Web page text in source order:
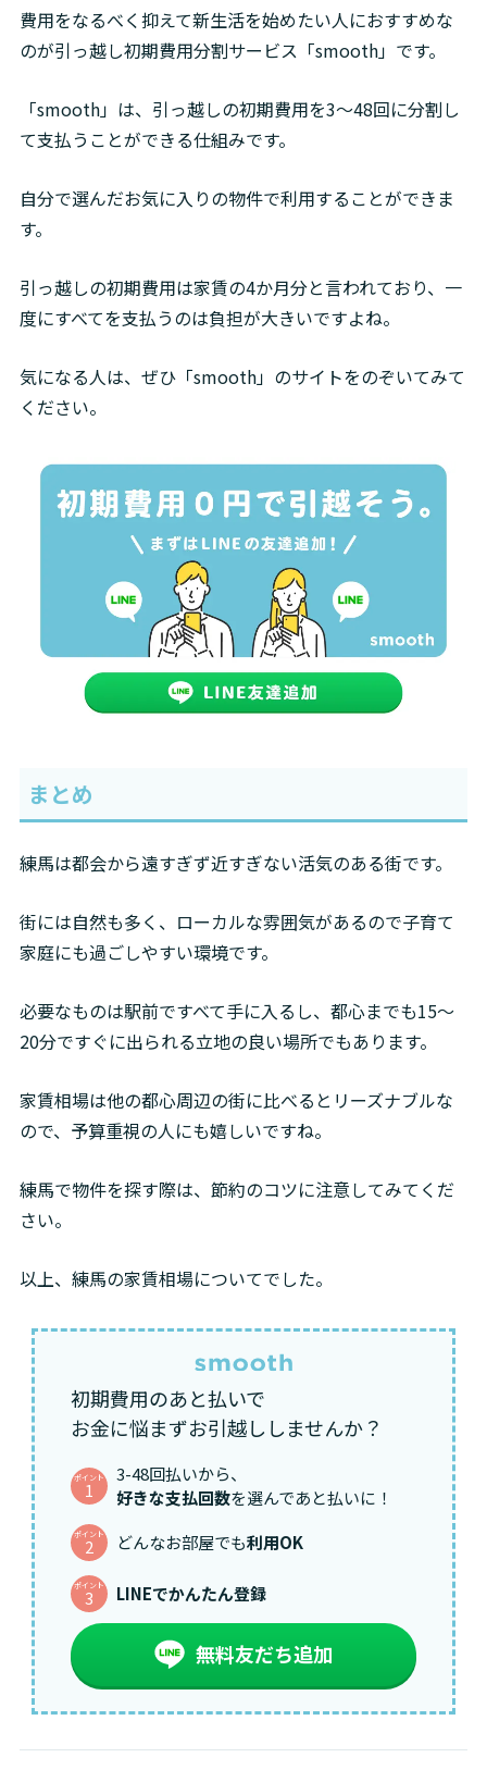
費用をなるべく抑えて新生活を始めたい人におすすめな
のが引っ越し初期費用分割サービス「smooth」です。
「smooth」は、引っ越しの初期費用を3〜48回に分割し
て支払うことができる仕組みです。
自分で選んだお気に入りの物件で利用することができま
す。
引っ越しの初期費用は家賃の4か月分と言われており、一
度にすべてを支払うのは負担が大きいですよね。
気になる人は、ぜひ「smooth」のサイトをのぞいてみて
ください。
まとめ
練馬は都会から遠すぎず近すぎない活気のある街です。
街には自然も多く、ローカルな雰囲気があるので子育て
家庭にも過ごしやすい環境です。
必要なものは駅前ですべて手に入るし、都心までも15～
20分ですぐに出られる立地の良い場所でもあります。
家賃相場は他の都心周辺の街に比べるとリーズナブルな
ので、予算重視の人にも嬉しいですね。
練馬で物件を探す際は、節約のコツに注意してみてくだ
さい。
以上、練馬の家賃相場についてでした。
初期費用のあと払いで
お金に悩まずお引越ししませんか？
ポイント
1
3-48回払いから、
好きな支払回数を選んであと払いに！
ポイント
2 どんなお部屋でも利用OK
ポイント
3 LINEでかんたん登録
無料友だち追加